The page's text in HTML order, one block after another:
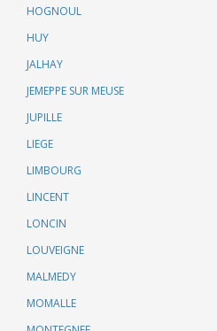
HOGNOUL
HUY
JALHAY
JEMEPPE SUR MEUSE
JUPILLE
LIEGE
LIMBOURG
LINCENT
LONCIN
LOUVEIGNE
MALMEDY
MOMALLE